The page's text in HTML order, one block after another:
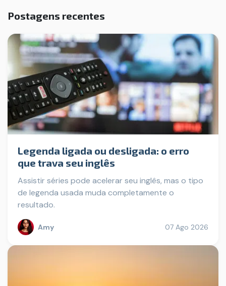
Postagens recentes
Legenda ligada ou desligada: o erro
que trava seu inglês
Assistir séries pode acelerar seu inglês, mas o tipo
de legenda usada muda completamente o
resultado.
Amy 07 Ago 2026